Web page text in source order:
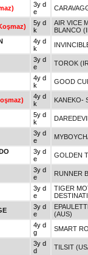
3y d
e
5y d
k
AIR VICE
BLANCO
4y d
k
3y d
e
TOROK
4y d
k
GOOD
4y d
k
KANEKO-
5y d
k
3y d
e
3y d
e
GOLDEN
3y d
e
RUNNER
3y d
e
TIGER
3y d
e
(AUS)
4y d
g
SMART
3y d
d
TILSIT